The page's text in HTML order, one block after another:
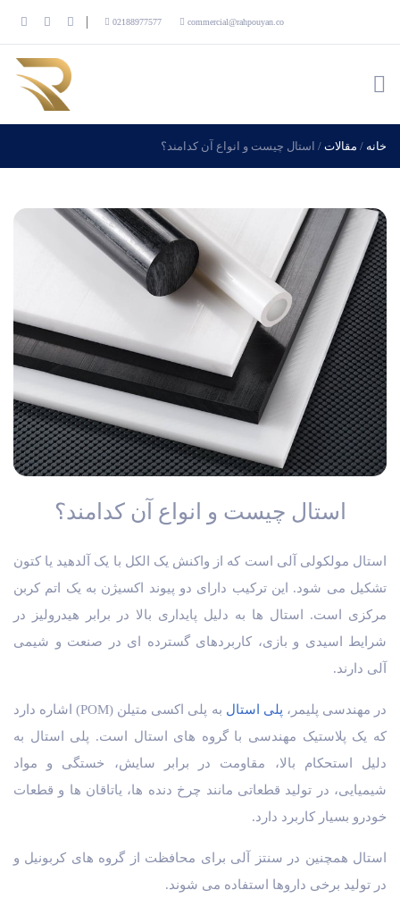
commercial@rahpouyan.co
02188977577
خانه / مقالات / استال چیست و انواع آن کدامند؟
استال چیست و انواع آن کدامند؟
استال مولکولی آلی است که از واکنش یک الکل با یک آلدهید یا کتون
تشکیل می شود. این ترکیب دارای دو پیوند اکسیژن به یک اتم کربن
مرکزی است. استال ها به دلیل پایداری بالا در برابر هیدرولیز در
شرایط اسیدی و بازی، کاربردهای گسترده ای در صنعت و شیمی
آلی دارند.
در مهندسی پلیمر، پلی استال
به پلی اکسی متیلن (POM) اشاره دارد
که یک پلاستیک مهندسی با گروه های استال است. پلی استال به
دلیل استحکام بالا، مقاومت در برابر سایش، خستگی و مواد
شیمیایی، در تولید قطعاتی مانند چرخ دنده ها، یاتاقان ها و قطعات
خودرو بسیار کاربرد دارد.
استال همچنین در سنتز آلی برای محافظت از گروه های کربونیل و
در تولید برخی داروها استفاده می شوند.